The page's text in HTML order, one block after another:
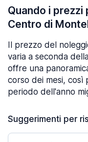
Quando i prezzi
Centro di
Il prezzo del
varia a seconda
offre una
corso dei mesi, così
periodo dell'anno
Suggerimenti per